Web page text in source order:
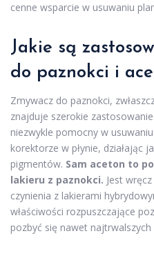
cenne wsparcie w usuwaniu
Jakie są
do paznokci i
Zmywacz do paznokci,
znajduje szerokie
niezwykle pomocny w
korektorze w płynie, działając
pigmentów. Sam aceton to
lakieru z paznokci. Jest
czynienia z lakierami
właściwości rozpuszczające
pozbyć się nawet